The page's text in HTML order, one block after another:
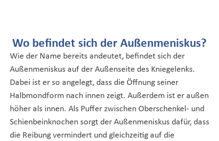
Wo befindet sich der Außenmeniskus?
Wie der Name bereits andeutet, befindet sich der
Außenmeniskus auf der Außenseite des Kniegelenks.
Dabei ist er so angelegt, dass die Öffnung seiner
Halbmondform nach innen zeigt. Außerdem ist er außen
höher als innen. Als Puffer zwischen Oberschenkel- und
Schienbeinknochen sorgt der Außenmeniskus dafür, dass
die Reibung vermindert und gleichzeitig auf die